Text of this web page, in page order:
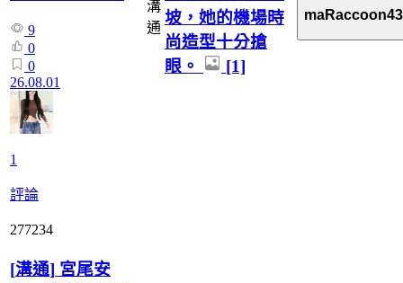
9
0
0
26.08.01
1
評論
溝
通
坡，她的機場時
尚造型十分搶
眼。
[1]
277234
[溝通] 宮尾安